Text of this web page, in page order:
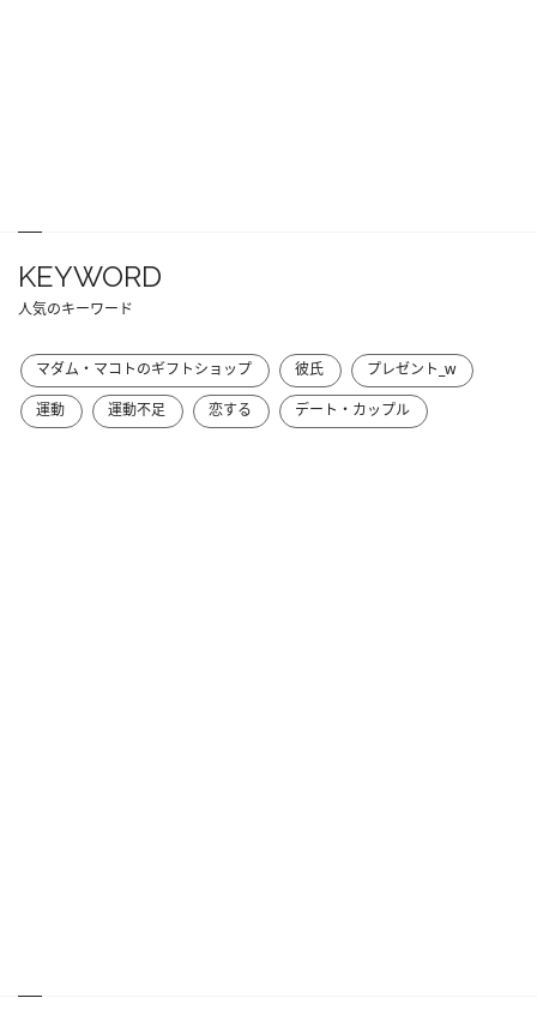
KEYWORD
人気のキーワード
マダム・マコトのギフトショップ 彼氏
プレゼント_w
運動
運動不足 恋する デート・カップル